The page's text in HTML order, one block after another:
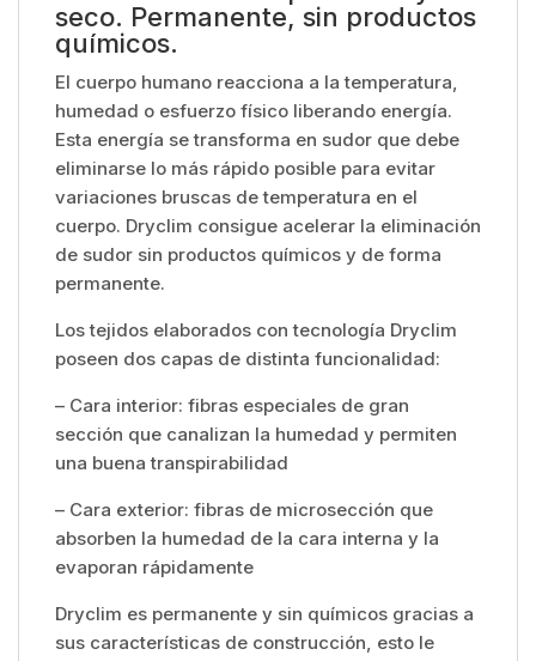
seco. Permanente, sin productos
químicos.
El cuerpo humano reacciona a la temperatura,
humedad o esfuerzo físico liberando energía.
Esta energía se transforma en sudor que debe
eliminarse lo más rápido posible para evitar
variaciones bruscas de temperatura en el
cuerpo. Dryclim consigue acelerar la eliminación
de sudor sin productos químicos y de forma
permanente.
Los tejidos elaborados con tecnología Dryclim
poseen dos capas de distinta funcionalidad:
– Cara interior: fibras especiales de gran
sección que canalizan la humedad y permiten
una buena transpirabilidad
– Cara exterior: fibras de microsección que
absorben la humedad de la cara interna y la
evaporan rápidamente
Dryclim es permanente y sin químicos gracias a
sus características de construcción, esto le